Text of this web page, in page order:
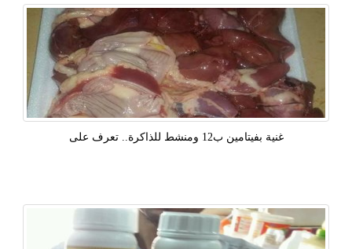
غنية بفيتامين ب12 ومنشط للذاكرة.. تعرف على